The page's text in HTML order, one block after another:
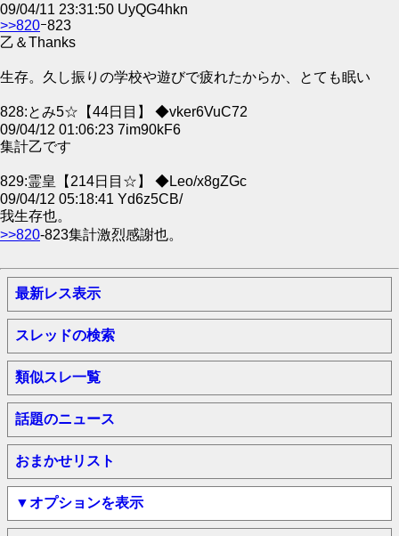
09/04/11 23:31:50 UyQG4hkn
>>820ｰ823
乙＆Thanks
生存。久し振りの学校や遊びで疲れたからか、とても眠い
828:とみ5☆【44日目】 ◆vker6VuC72
09/04/12 01:06:23 7im90kF6
集計乙です
829:霊皇【214日目☆】 ◆Leo/x8gZGc
09/04/12 05:18:41 Yd6z5CB/
我生存也。
>>820-823集計激烈感謝也。
最新レス表示
スレッドの検索
類似スレ一覧
話題のニュース
おまかせリスト
▼オプションを表示